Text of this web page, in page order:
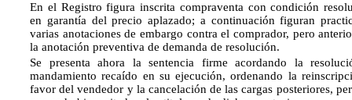
En el Registro figura inscrita compraventa con condición
en garantía del precio aplazado; a continuación figuran
varias anotaciones de embargo contra el comprador, pero
la anotación preventiva de demanda de resolución.
Se presenta ahora la sentencia firme acordando la
mandamiento recaído en su ejecución, ordenando la
favor del vendedor y la cancelación de las cargas posteriores,